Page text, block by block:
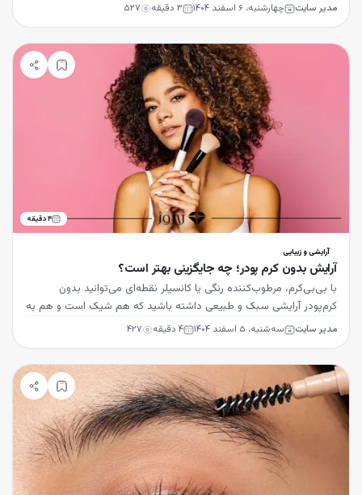
مدیر سایت چهارشنبه، ۶ اسفند ۱۴۰۴ ۳ دقیقه ۵۲۷
۴دقیقه
آرایشی و زیبایی
آرایش بدون کرم پودر؛ چه جایگزینی بهتر است؟
با بی‌بی‌کرم، مرطوب‌کننده رنگی یا کانسیلر نقطه‌ای می‌توانید بدون
کرم‌پودر آرایشی سبک و طبیعی داشته باشید که هم شیک است و هم به
سلامت پوست کمک می‌کند.
مدیر سایت سه‌شنبه، ۵ اسفند ۱۴۰۴ ۴ دقیقه ۴۲۷